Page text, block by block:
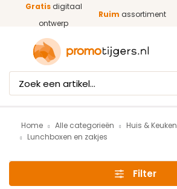
Ga naar de hoofdinhoud
Gratisdigitaal
ontwerp
Ruim assortiment
Home Alle categorieën
Huis & Keuken
Lunchboxen en zakjes
Filter